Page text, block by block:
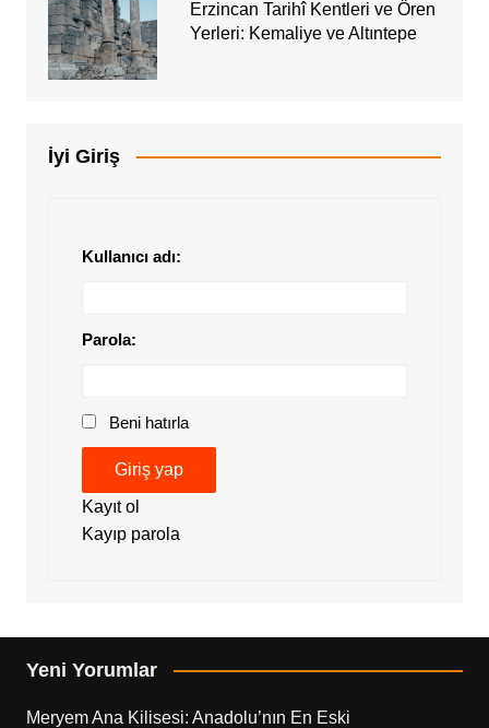
Erzincan Tarihî Kentleri ve Ören
Yerleri: Kemaliye ve Altıntepe
İyi Giriş
Kullanıcı adı:
Parola:
Beni hatırla
Giriş yap
Kayıt ol
Kayıp parola
Yeni Yorumlar
Meryem Ana Kilisesi: Anadolu’nın En Eski